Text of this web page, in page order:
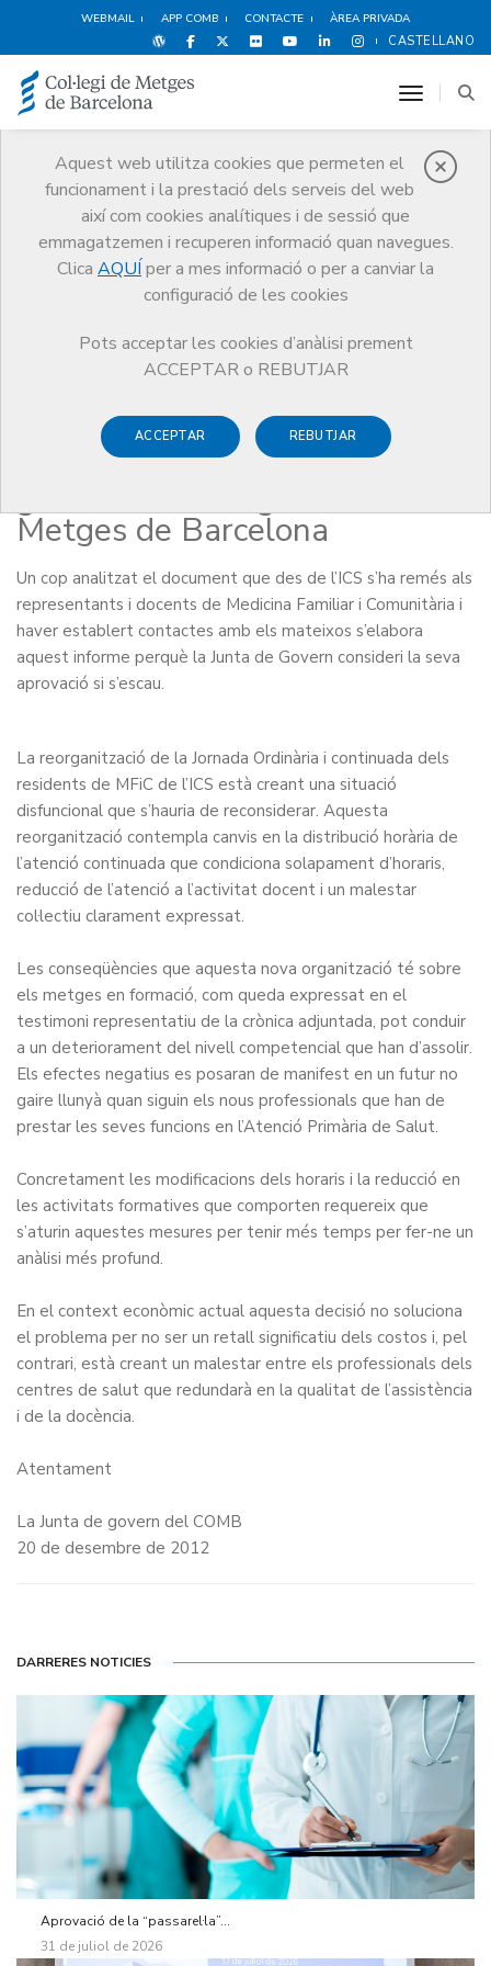
WEBMAIL APP COMB CONTACTE ÀREA PRIVADA
CASTELLANO
Aquest web utilitza cookies que permeten el
funcionament i la prestació dels serveis del web
així com cookies analítiques i de sessió que
emmagatzemen i recuperen informació quan navegues.
Clica AQUÍ per a mes informació o per a canviar la
configuració de les cookies
Pots acceptar les cookies d’anàlisi prement
ACCEPTAR o REBUTJAR
ACCEPTAR REBUTJAR
toggle
Notícies
Comunicació
Notícies
Comunicat de la Junta de govern del Col·legi Oficial de Metges de
Barcelona
20 DE DESEMBRE DE 2012
Comunicat de la Junta de
govern del Col·legi Oficial de
Metges de Barcelona
Un cop analitzat el document que des de l’ICS s’ha remés als
representants i docents de Medicina Familiar i Comunitària i
haver establert contactes amb els mateixos s’elabora
aquest informe perquè la Junta de Govern consideri la seva
aprovació si s’escau.
La reorganització de la Jornada Ordinària i continuada dels
residents de MFiC de l’ICS està creant una situació
disfuncional que s’hauria de reconsiderar. Aquesta
reorganització contempla canvis en la distribució horària de
l’atenció continuada que condiciona solapament d’horaris,
reducció de l’atenció a l’activitat docent i un malestar
col·lectiu clarament expressat.
Les conseqüències que aquesta nova organització té sobre
els metges en formació, com queda expressat en el
testimoni representatiu de la crònica adjuntada, pot conduir
a un deteriorament del nivell competencial que han d’assolir.
Els efectes negatius es posaran de manifest en un futur no
gaire llunyà quan siguin els nous professionals que han de
prestar les seves funcions en l’Atenció Primària de Salut.
Concretament les modificacions dels horaris i la reducció en
les activitats formatives que comporten requereix que
s’aturin aquestes mesures per tenir més temps per fer-ne un
anàlisi més profund.
En el context econòmic actual aquesta decisió no soluciona
el problema per no ser un retall significatiu dels costos i, pel
contrari, està creant un malestar entre els professionals dels
centres de salut que redundarà en la qualitat de l’assistència
i de la docència.
Atentament
La Junta de govern del COMB
20 de desembre de 2012
DARRERES NOTICIES
Aprovació de la “passarel·la”...
31 de juliol de 2026